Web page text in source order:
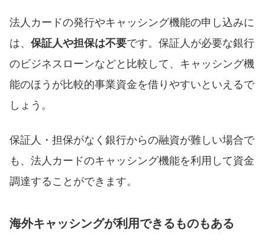
法人カードの発行やキャッシング機能の申し込みに
は、 保証人や担保は不要です。保証人が必要な銀行
のビジネスローンなどと比較して、キャッシング機
能のほうが比較的事業資金を借りやすいといえるで
しょう。
保証人・担保がなく銀行からの融資が難しい場合で
も、法人カードのキャッシング機能を利用して資金
調達することができます。
海外キャッシングが利用できるものもある